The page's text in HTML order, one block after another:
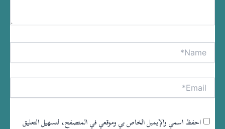
Name*
Email*
احفظ اسمي والإيميل الخاص بي وموقعي في المتصفح، لتسهيل التعليق